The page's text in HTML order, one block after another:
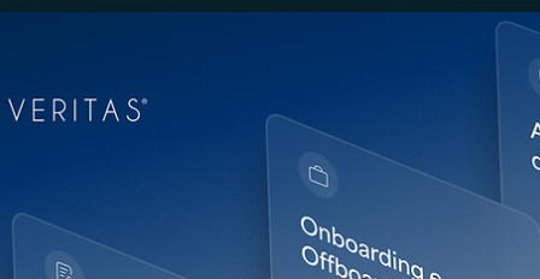
Consultor CVM
LUMEN Investimentos: mais uma consultoria de
investimentos estruturada com apoio da Veritas